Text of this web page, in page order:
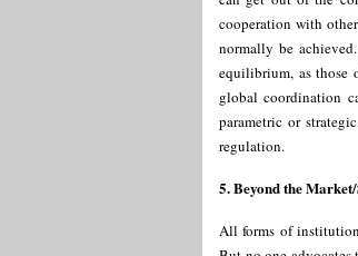
cooperation with
normally be
equilibrium, as those
global coordination
parametric or
regulation.
5. Beyond the
All forms of